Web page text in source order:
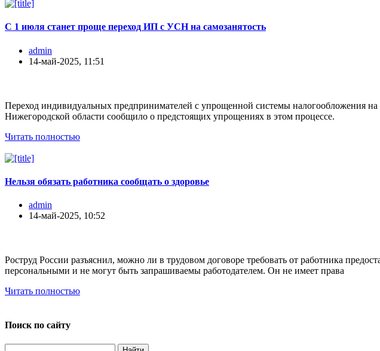
С 1 июля станет проще переход ИП с УСН на самозанятость
admin
14-май-2025, 11:51
Переход индивидуальных предпринимателей с упрощенной системы налогообложения
Нижегородской области сообщило о предстоящих упрощениях в этом процессе.
Читать полностью
Нельзя обязать работника сообщать о здоровье
admin
14-май-2025, 10:52
Роструд России разъяснил, можно ли в трудовом договоре требовать от работника
персональными и не могут быть запрашиваемы работодателем. Он не имеет права
Читать полностью
Поиск по сайту